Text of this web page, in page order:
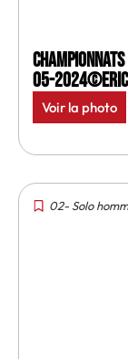
05-
Voir la photo
02- Solo